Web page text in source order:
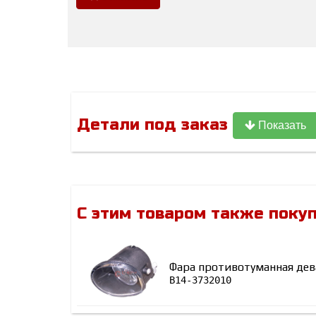
Детали под заказ Показать
С этим товаром также
Фара противотуманная
B14-3732010